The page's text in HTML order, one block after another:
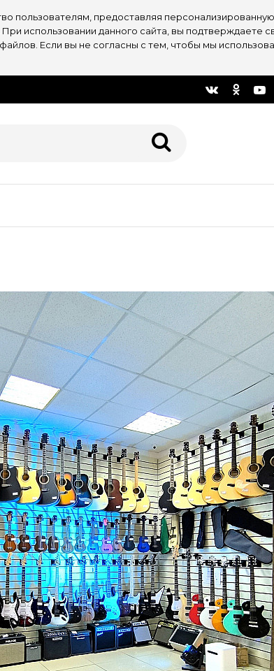
пользователям, предоставляя
использовании данного сайта, вы подтверждаете
Если вы не согласны с тем, чтобы мы